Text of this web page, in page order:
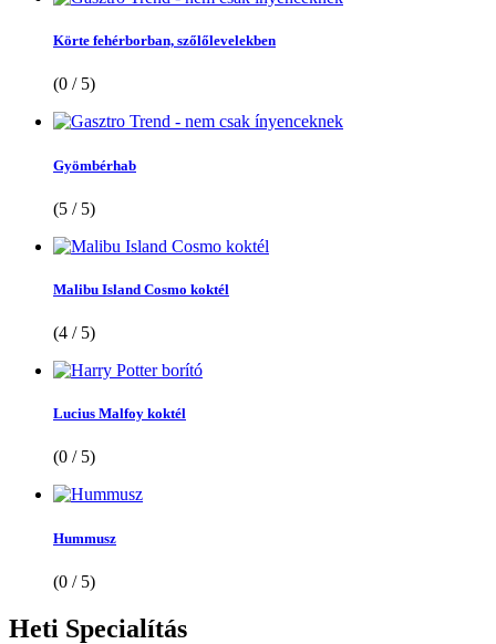
Körte fehérborban, szőlőlevelekben
(0 / 5)
Gyömbérhab
(5 / 5)
Malibu Island Cosmo koktél
(4 / 5)
Lucius Malfoy koktél
(0 / 5)
Hummusz
(0 / 5)
Heti Specialítás